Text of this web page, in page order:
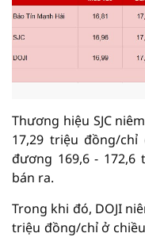
Thương hiệu SJC
17,29 triệu đồng/
đương 169,6 -
bán ra.
Trong khi đó, DOJI
triệu đồng/chỉ ở